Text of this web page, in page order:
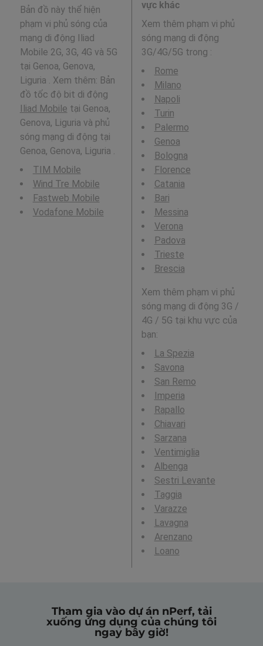
Bản đồ này thể hiện
phạm vi phủ sóng của
mạng di động Iliad
Mobile 2G, 3G, 4G và 5G
tại Genoa, Genova,
Liguria . Xem thêm: Bản
đồ tốc độ bit di động
Iliad Mobile tại Genoa,
Genova, Liguria và phủ
sóng mạng di động tại
Genoa, Genova, Liguria .
TIM Mobile
Wind Tre Mobile
Fastweb Mobile
Vodafone Mobile
vực khác
Xem thêm phạm vi phủ
sóng mạng di động
3G/4G/5G trong :
Rome
Milano
Napoli
Turin
Palermo
Genoa
Bologna
Florence
Catania
Bari
Messina
Verona
Padova
Trieste
Brescia
Xem thêm phạm vi phủ
sóng mạng di động 3G /
4G / 5G tại khu vực của
bạn:
La Spezia
Savona
San Remo
Imperia
Rapallo
Chiavari
Sarzana
Ventimiglia
Albenga
Sestri Levante
Taggia
Varazze
Lavagna
Arenzano
Loano
Tham gia vào dự án nPerf, tải
xuống ứng dụng của chúng tôi
ngay bây giờ!